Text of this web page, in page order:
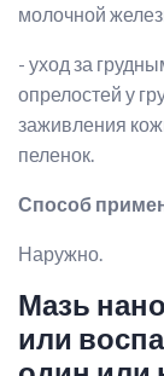
молочной
- уход за
опрелостей у
заживления
пеленок.
Способ
Наружно.
Мазь
или